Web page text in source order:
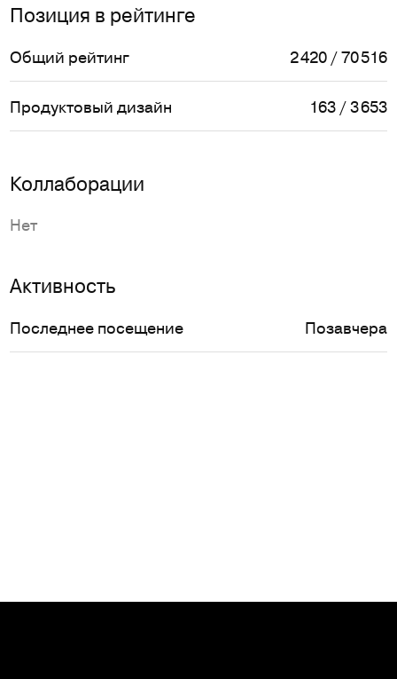
Позиция в рейтинге
Общий рейтинг 2 420 / 70 516
Продуктовый дизайн 163 / 3 653
Коллаборации
Нет
Активность
Последнее посещение Позавчера